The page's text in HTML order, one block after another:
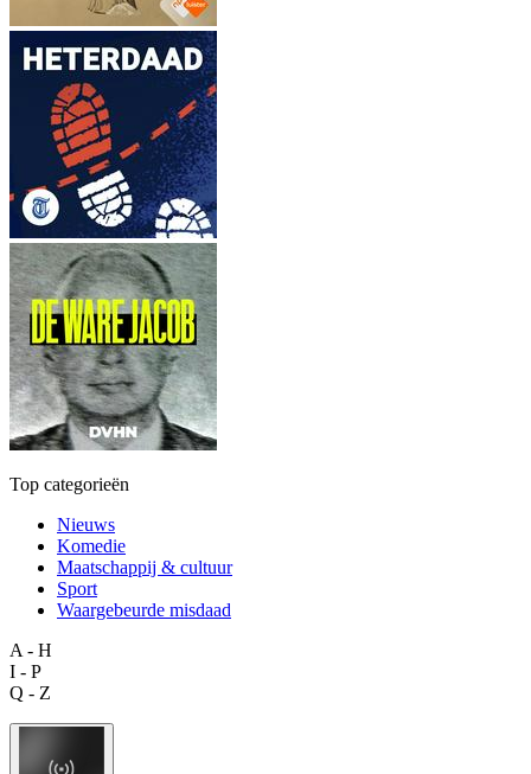
Top categorieën
Nieuws
Komedie
Maatschappij & cultuur
Sport
Waargebeurde misdaad
A - H
I - P
Q - Z